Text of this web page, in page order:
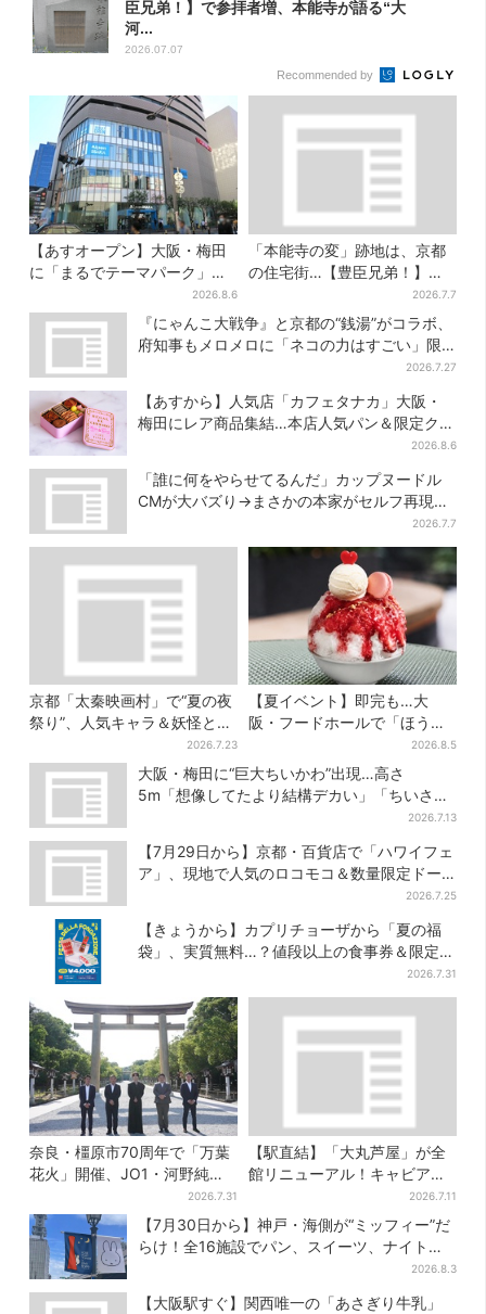
臣兄弟！】で参拝者増、本能寺が語る“大
河...
2026.07.07
Recommended by
【あすオープン】大阪・梅田
に「まるでテーマパーク」な
巨大スポーツ店、461ブラン
ド集結！ 6フロアをまとめて
紹介
2026.8.6
「本能寺の変」跡地は、京都
の住宅街…【豊臣兄弟！】で
参拝者増、本能寺が語る“大河
ドラマ”効果
2026.7.7
『にゃんこ大戦争』と京都の“銭湯”がコラボ、
府知事もメロメロに「ネコの力はすごい」限
2026.7.27
【あすから】人気店「カフェタナカ」大阪・
梅田にレア商品集結…本店人気パン＆限定クッ
2026.8.6
「誰に何をやらせてるんだ」カップヌードル
CMが大バズり→まさかの本家がセルフ再現
「仕事早すぎ」「もうこっちにした方が…」
2026.7.7
京都「太秦映画村」で“夏の夜
祭り”、人気キャラ＆妖怪と盆
踊り…最恐お化け屋敷もリニ
ューアル
2026.7.23
【夏イベント】即完も…大
阪・フードホールで「ほうせ
き箱」の“限定かき氷”が復
活！一夜限りの盆踊りも
2026.8.5
大阪・梅田に“巨大ちいかわ”出現…高さ
5m「想像してたより結構デカい」「ちいさ…
2026.7.13
【7月29日から】京都・百貨店で「ハワイフェ
ア」、現地で人気のロコモコ＆数量限定ドー
2026.7.25
【きょうから】カプリチョーザから「夏の福
袋」、実質無料…？値段以上の食事券＆限定ア
2026.7.31
奈良・橿原市70周年で「万葉
花火」開催、JO1・河野純喜
がアンバサダーに…グループ
楽曲ともシンクロ
2026.7.31
【駅直結】「大丸芦屋」が全
館リニューアル！キャビア・
トリュフ・紅茶…関西初グル
メ＆焼き菓子も
2026.7.11
【7月30日から】神戸・海側が“ミッフィー”だ
らけ！全16施設でパン、スイーツ、ナイトマ
2026.8.3
【大阪駅すぐ】関西唯一の「あさぎり牛乳」